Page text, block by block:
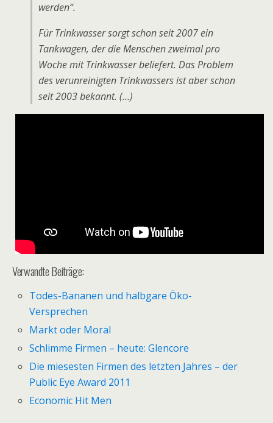
werden“.
Für Trinkwasser sorgt schon seit 2007 ein
Tankwagen, der die Menschen zweimal pro
Woche mit Trinkwasser beliefert. Das Problem
des verunreinigten Trinkwassers ist aber schon
seit 2003 bekannt. (…)
Verwandte Beiträge:
Todes-Bananen und halbgare Öko-
Versprechen
Markt oder Moral
Schlimme Firmen – heute: Glencore
Die miesesten Firmen des letzten Jahres – der
Public Eye Award 2011
Economic Hit Men